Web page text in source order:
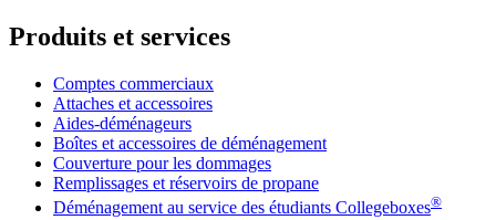
Produits et services
Comptes commerciaux
Attaches et accessoires
Aides-déménageurs
Boîtes et accessoires de déménagement
Couverture pour les dommages
Remplissages et réservoirs de propane
Déménagement au service des étudiants Collegeboxes®